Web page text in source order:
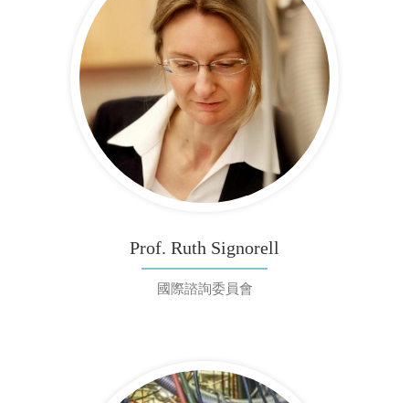
Prof. Ruth Signorell
國際諮詢委員會